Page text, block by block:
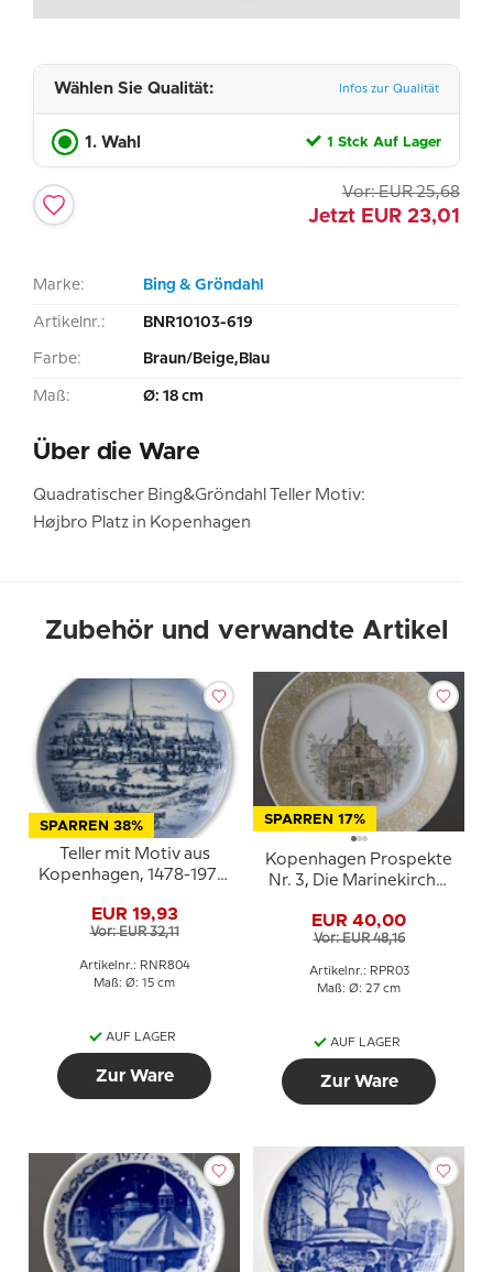
Wählen Sie Qualität: Infos zur Qualität
1. Wahl 1 Stck Auf Lager
Vor: EUR 25,68
Jetzt EUR 23,01
Marke: Bing & Gröndahl
Artikelnr.: BNR10103-619
Farbe: Braun/Beige,Blau
Maß: Ø: 18 cm
Über die Ware
Quadratischer Bing&Gröndahl Teller Motiv:
Højbro Platz in Kopenhagen
Zubehör und verwandte Artikel
SPARREN 38%
Teller mit Motiv aus
Kopenhagen, 1478-1978,
EUR 19,93
Vor: EUR 32,11
Artikelnr.: RNR804
Maß: Ø: 15 cm
AUF LAGER
Zur Ware
SPARREN 17%
Kopenhagen Prospekte
Nr. 3, Die Marinekirche,
EUR 40,00
Vor: EUR 48,16
Artikelnr.: RPR03
Maß: Ø: 27 cm
AUF LAGER
Zur Ware